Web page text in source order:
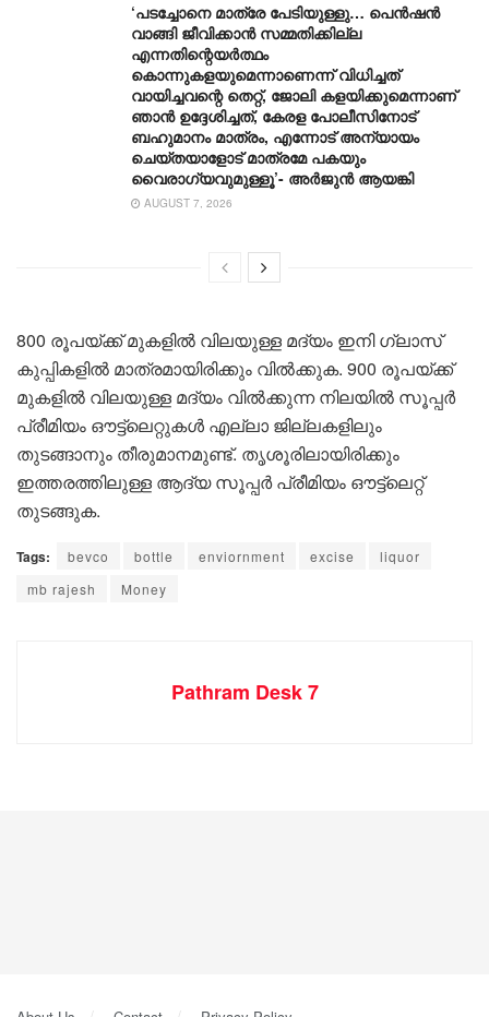
‘പടച്ചോനെ മാത്രേ പേടിയുള്ളു… പെൻഷൻ
വാങ്ങി ജീവിക്കാൻ സമ്മതിക്കില്ല
എന്നതിന്റെയർത്ഥം
കൊന്നുകളയുമെന്നാണെന്ന് വിധിച്ചത്
വായിച്ചവന്റെ തെറ്റ്, ജോലി കളയിക്കുമെന്നാണ്
ഞാൻ ഉദ്ദേശിച്ചത്, കേരള പോലീസിനോട്
ബഹുമാനം മാത്രം, എന്നോട് അന്യായം
ചെയ്തയാളോട് മാത്രമേ പകയും
വൈരാഗ്യവുമുള്ളൂ’- അർജുൻ ആയങ്കി
AUGUST 7, 2026
800 രൂപയ്ക്ക് മുകളിൽ വിലയുള്ള മദ്യം ഇനി ഗ്ലാസ്
കുപ്പികളിൽ മാത്രമായിരിക്കും വിൽക്കുക. 900 രൂപയ്ക്ക്
മുകളിൽ വിലയുള്ള മദ്യം വിൽക്കുന്ന നിലയിൽ സൂപ്പർ
പ്രീമിയം ഔട്ട്‌ലെറ്റുകൾ എല്ലാ ജില്ലകളിലും
തുടങ്ങാനും തീരുമാനമുണ്ട്. തൃശൂരിലായിരിക്കും
ഇത്തരത്തിലുള്ള ആദ്യ സൂപ്പർ പ്രീമിയം ഔട്ട്ലെറ്റ്
തുടങ്ങുക.
Tags: bevco bottle enviornment excise
liquor
mb rajesh
Money
Pathram Desk 7